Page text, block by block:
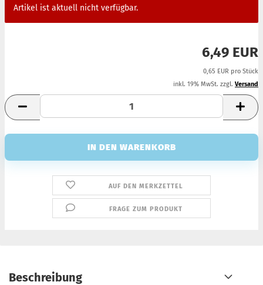
Artikel ist aktuell nicht verfügbar.
6,49 EUR
0,65 EUR pro Stück
inkl. 19% MwSt. zzgl. Versand
AUF DEN MERKZETTEL
FRAGE ZUM PRODUKT
Beschreibung